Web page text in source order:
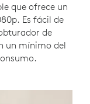
que ofrece un
Es fácil de
de
un mínimo del
en Brio 105